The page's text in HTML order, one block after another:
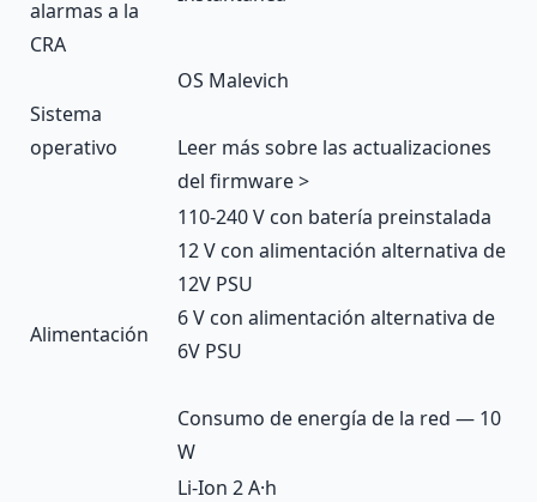
alarmas a la
CRA
Sistema
operativo
OS Malevich
Leer más sobre las actualizaciones
del firmware >
Alimentación
110-240 V con batería preinstalada
12 V con alimentación alternativa de
12V PSU
6 V con alimentación alternativa de
6V PSU
Consumo de energía de la red — 10
W
Li-Ion 2 А·h